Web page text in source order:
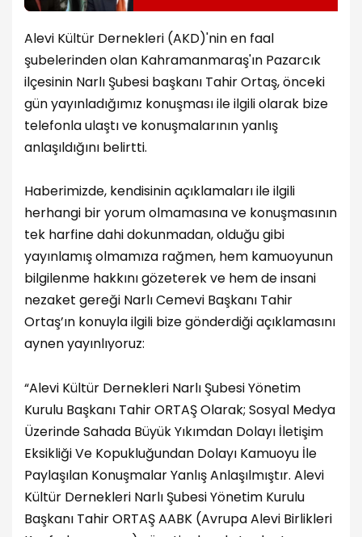
Alevi Kültür Dernekleri (AKD)'nin en faal
şubelerinden olan Kahramanmaraş'ın Pazarcık
ilçesinin Narlı Şubesi başkanı Tahir Ortaş, önceki
gün yayınladığımız konuşması ile ilgili olarak bize
telefonla ulaştı ve konuşmalarının yanlış
anlaşıldığını belirtti.
Haberimizde, kendisinin açıklamaları ile ilgili
herhangi bir yorum olmamasına ve konuşmasının
tek harfine dahi dokunmadan, olduğu gibi
yayınlamış olmamıza rağmen, hem kamuoyunun
bilgilenme hakkını gözeterek ve hem de insani
nezaket gereği Narlı Cemevi Başkanı Tahir
Ortaş’ın konuyla ilgili bize gönderdiği açıklamasını
aynen yayınlıyoruz:
“Alevi Kültür Dernekleri Narlı Şubesi Yönetim
Kurulu Başkanı Tahir ORTAŞ Olarak; Sosyal Medya
Üzerinde Sahada Büyük Yıkımdan Dolayı İletişim
Eksikliği Ve Kopukluğundan Dolayı Kamuoyu İle
Paylaşılan Konuşmalar Yanlış Anlaşılmıştır. Alevi
Kültür Dernekleri Narlı Şubesi Yönetim Kurulu
Başkanı Tahir ORTAŞ AABK (Avrupa Alevi Birlikleri